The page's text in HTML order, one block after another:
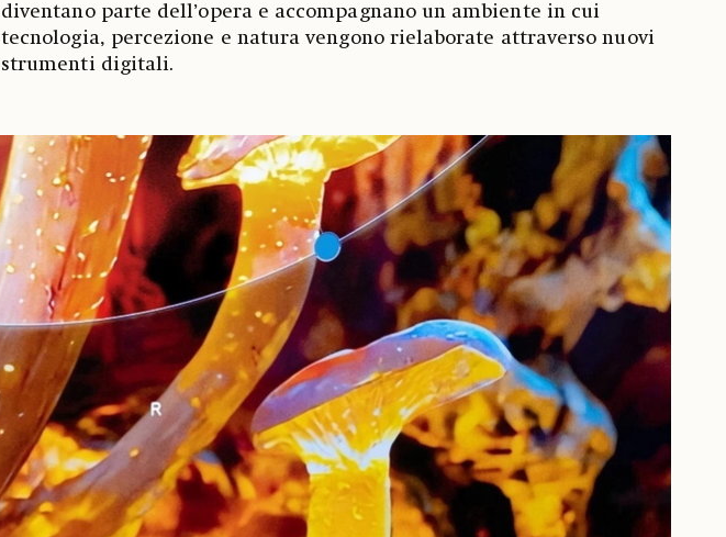
diventano parte dell’opera e accompagnano un ambiente in cui
tecnologia, percezione e natura vengono rielaborate attraverso nuovi
strumenti digitali.